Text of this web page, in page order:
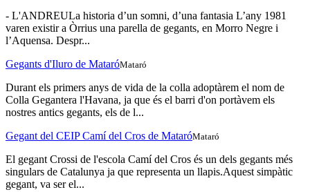
- L'ANDREULa historia d’un somni, d’una fantasia L’any 1981
varen existir a Òrrius una parella de gegants, en Morro Negre i
l’Aquensa. Despr...
Gegants d'Iluro de MataróMataró
Durant els primers anys de vida de la colla adoptàrem el nom de
Colla Gegantera l'Havana, ja que és el barri d'on portàvem els
nostres antics gegants, els de l...
Gegant del CEIP Camí del Cros de MataróMataró
El gegant Crossi de l'escola Camí del Cros és un dels gegants més
singulars de Catalunya ja que representa un llapis.Aquest simpàtic
gegant, va ser el...